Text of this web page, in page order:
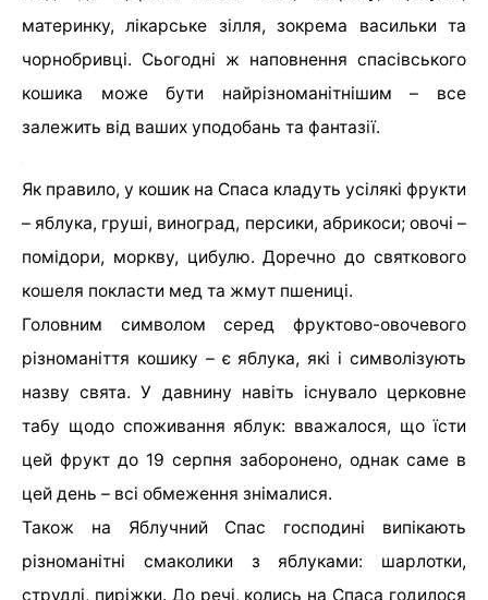
материнку, лікарське зілля, зокрема васильки та
чорнобривці. Сьогодні ж наповнення спасівського
кошика може бути найрізноманітнішим – все
залежить від ваших уподобань та фантазії.
Як правило, у кошик на Спаса кладуть усілякі фрукти
– яблука, груші, виноград, персики, абрикоси; овочі –
помідори, моркву, цибулю. Доречно до святкового
кошеля покласти мед та жмут пшениці.
Головним символом серед фруктово-овочевого
різноманіття кошику – є яблука, які і символізують
назву свята. У давнину навіть існувало церковне
табу щодо споживання яблук: вважалося, що їсти
цей фрукт до 19 серпня заборонено, однак саме в
цей день – всі обмеження знімалися.
Також на Яблучний Спас господині випікають
різноманітні смаколики з яблуками: шарлотки,
струдлі, пиріжки. До речі, колись на Спаса годилося